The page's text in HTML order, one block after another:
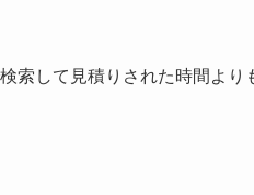
索して見積りされた時間より